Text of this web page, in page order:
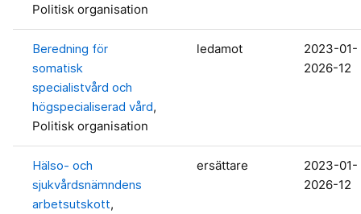
Politisk organisation
Beredning för
somatisk
specialistvård och
högspecialiserad vård,
Politisk organisation
ledamot
2023-01-
2026-12
Hälso- och
sjukvårdsnämndens
arbetsutskott,
ersättare
2023-01-
2026-12